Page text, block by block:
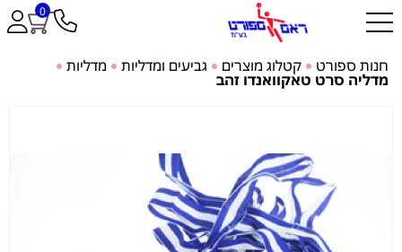
0
חנות ספורט קטלוג מוצרים גביעים ומדליות מדליות
מדליה סרט טאקוואנדו זהב